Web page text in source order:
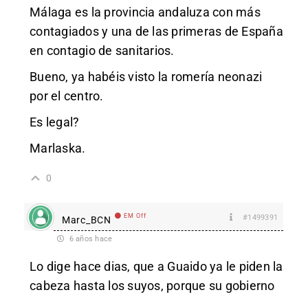
Málaga es la provincia andaluza con más
contagiados y una de las primeras de España
en contagio de sanitarios.
Bueno, ya habéis visto la romería neonazi
por el centro.
Es legal?
Marlaska.
0
Marc_BCN EM Off #1499391
6 años hace
Lo dige hace dias, que a Guaido ya le piden la
cabeza hasta los suyos, porque su gobierno